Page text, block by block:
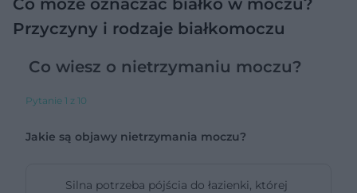
Przyczyny i rodzaje białkomoczu
Co wiesz o nietrzymaniu moczu?
Pytanie 1 z 10
Jakie są objawy nietrzymania moczu?
Silna potrzeba pójścia do łazienki, której